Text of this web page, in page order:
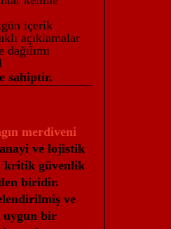
içerik
açıklamalar
sahiptir.
merdiveni
ve lojistik
kritik güvenlik
biridir.
ve
uygun bir